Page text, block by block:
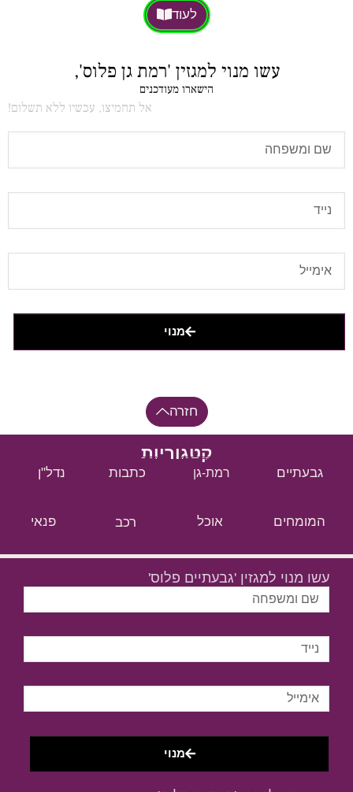
לעוד
עשו מנוי למגזין 'רמת גן פלוס',
הישארו מעודכנים
אל תחמיצו, עכשיו ללא תשלום!
מנוי
חזרה
קטגוריות
גבעתיים רמת-גן כתבות נדל"ן
המומחים אוכל רכב פנאי
עשו מנוי למגזין 'גבעתיים פלוס'
מנוי